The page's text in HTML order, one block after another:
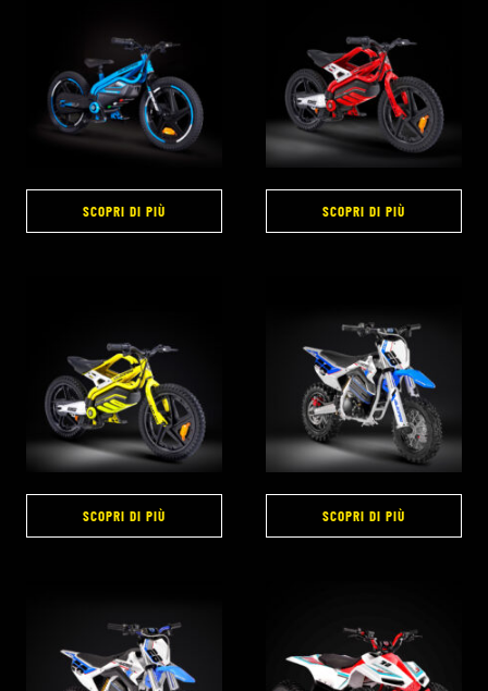
SCOPRI DI PIÙ SCOPRI DI PIÙ
SCOPRI DI PIÙ SCOPRI DI PIÙ